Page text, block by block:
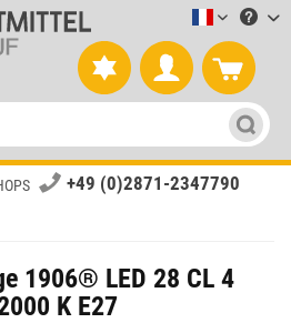
+49 (0)2871-2347790
1906® LED 28 CL 4
K E27